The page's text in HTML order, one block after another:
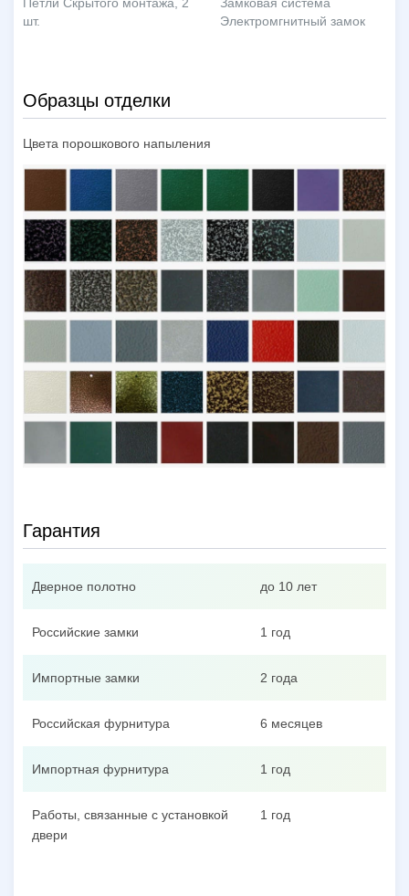
шт.
Электромгнитный замок
Образцы отделки
Цвета порошкового напыления
Гарантия
Дверное полотно до 10 лет
Российские замки 1 год
Импортные замки 2 года
Российская фурнитура 6 месяцев
Импортная фурнитура 1 год
Работы, связанные с установкой
двери
1 год